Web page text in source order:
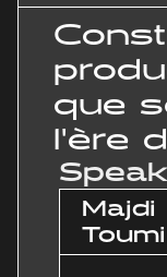
que
l'ère
Majdi
Toumi